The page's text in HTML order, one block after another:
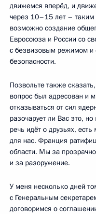
движемся вперёд, и
через 10–15 лет – таким
возможно создание
Евросоюза и России со
с безвизовым режимом и
безопасности.
Позвольте также
вопрос был адресован и
отказываться от сил
разочарует ли Вас это,
речь идёт о друзьях,
для нас. Франция
области. Мы за
и за разоружение.
У меня несколько дней
с Генеральным
договоримся о